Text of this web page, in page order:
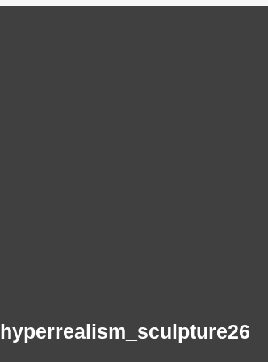
hyperrealism_sculpture26